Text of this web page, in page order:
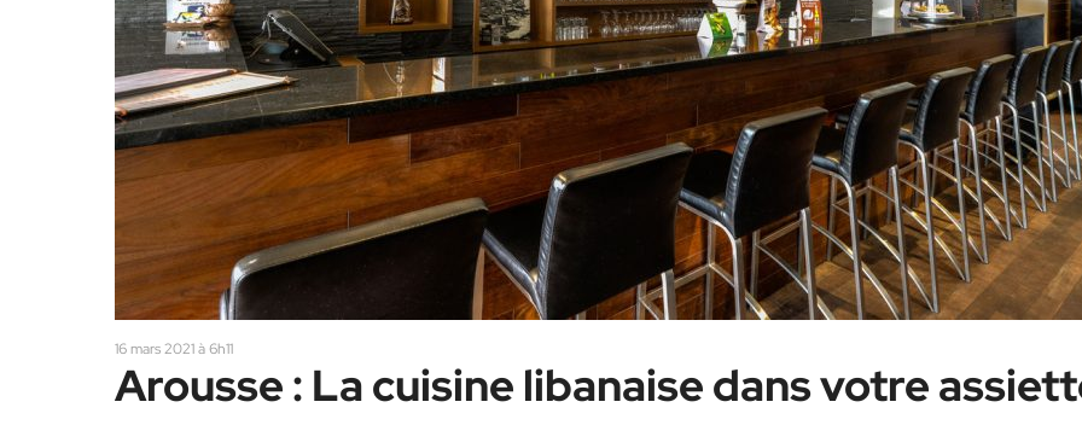
16 mars 2021 à 6h11
Arousse : La cuisine libanaise dans votre